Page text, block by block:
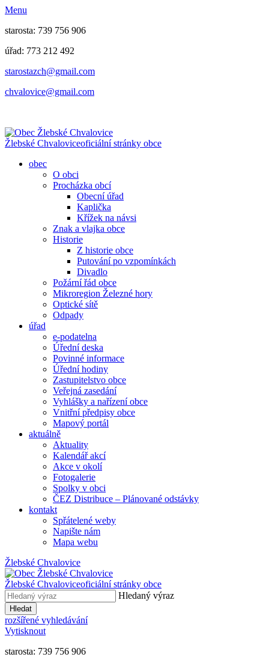
Menu
starosta: 739 756 906
úřad: 773 212 492
​​​​starostazch@gmail.com
​​​​chvalovice@gmail.com
Žlebské Chvaloviceoficiální stránky obce
obec
O obci
Procházka obcí
Obecní úřad
Kaplička
Křížek na návsi
Znak a vlajka obce
Historie
Z historie obce
Putování po vzpomínkách
Divadlo
Požární řád obce
Mikroregion Železné hory
Optické sítě
Odpady
úřad
e-podatelna
Úřední deska
Povinné informace
Úřední hodiny
Zastupitelstvo obce
Veřejná zasedání
Vyhlášky a nařízení obce
Vnitřní předpisy obce
Mapový portál
aktuálně
Aktuality
Kalendář akcí
Akce v okolí
Fotogalerie
Spolky v obci
ČEZ Distribuce – Plánované odstávky
kontakt
Spřátelené weby
Napište nám
Mapa webu
Žlebské Chvalovice
Žlebské Chvaloviceoficiální stránky obce
Hledaný výraz
Hledat
rozšířené vyhledávání
Vytisknout
starosta: 739 756 906